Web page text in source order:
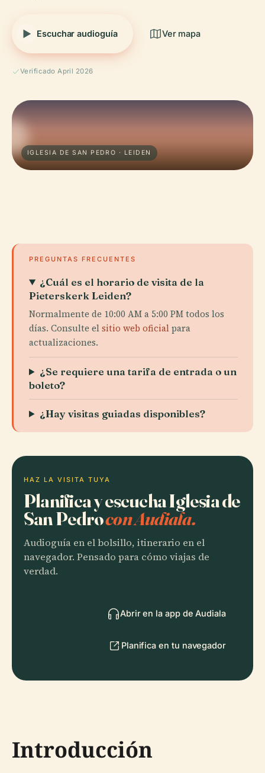
Escuchar audioguía Ver mapa
Verificado April 2026
IGLESIA DE SAN PEDRO · LEIDEN
PREGUNTAS FRECUENTES
¿Cuál es el horario de visita de la
Pieterskerk Leiden?
Normalmente de 10:00 AM a 5:00 PM todos los
días. Consulte elsitio web oficialpara
actualizaciones.
¿Se requiere una tarifa de entrada o un
boleto?
¿Hay visitas guiadas disponibles?
HAZ LA VISITA TUYA
Planifica y escucha Iglesia de
San Pedrocon Audiala.
Audioguía en el bolsillo, itinerario en el
navegador. Pensado para cómo viajas de
verdad.
Abrir en la app de Audiala
Planifica en tu navegador
Introducción